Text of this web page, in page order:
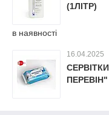
(1ЛІТР)
в наявності
16.04.2025
ПЕРЕВІН"